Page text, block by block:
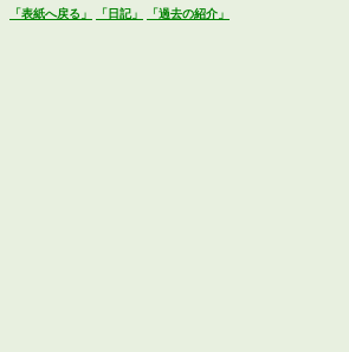
「表紙へ戻る」 「日記」 「過去の紹介」